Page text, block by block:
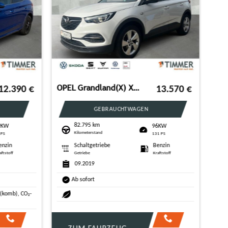
€
CO₂-
SKODA Octavia Combi 2.0 TDI DSG STYLE +AHK +MATRIX +AC 29.680€
GEBRAUCHTWAGEN
25.485 km
Kilometerstand
110KW
150 PS
Automatik
Getriebe
Diesel
Kraftstoff
04.2024
Ab sofort